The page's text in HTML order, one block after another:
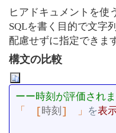
ヒアドキュメントを使
SQLを書く目的で文字
配慮せずに指定できま
構文の比較
「
[時刻 ] 」 を